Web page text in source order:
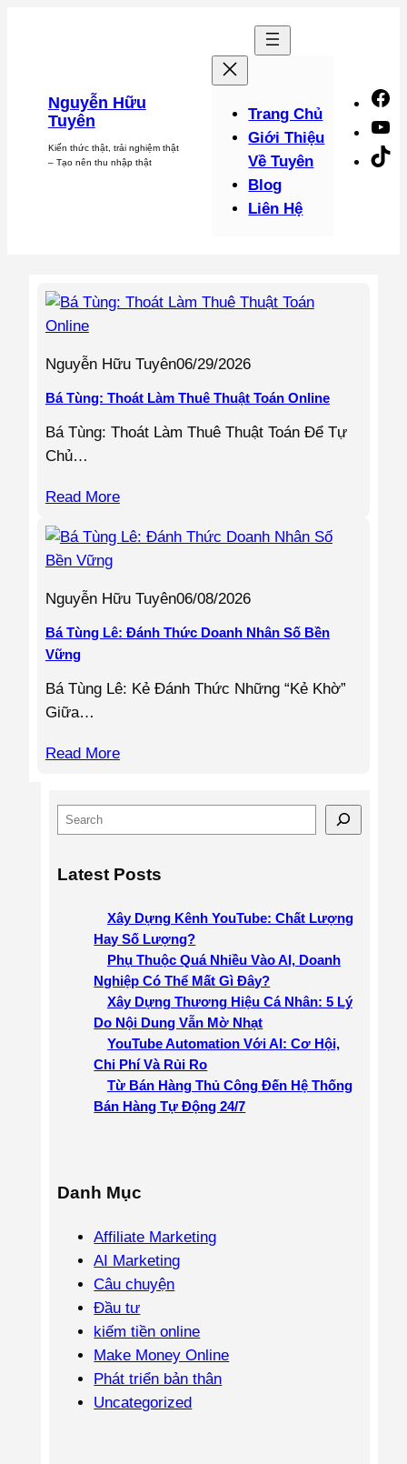
Nguyễn Hữu
Tuyên
Kiến thức thật, trải nghiệm thật
– Tạo nên thu nhập thật
Trang Chủ
Giới Thiệu
Về Tuyên
Blog
Liên Hệ
Nguyễn Hữu Tuyên06/29/2026
Bá Tùng: Thoát Làm Thuê Thuật Toán Online
Bá Tùng: Thoát Làm Thuê Thuật Toán Để Tự
Chủ…
Read More
Nguyễn Hữu Tuyên06/08/2026
Bá Tùng Lê: Đánh Thức Doanh Nhân Số Bền
Vững
Bá Tùng Lê: Kẻ Đánh Thức Những “Kẻ Khờ”
Giữa…
Read More
S
e
r
Latest Posts
Xây Dựng Kênh YouTube: Chất Lượng
Hay Số Lượng?
Phụ Thuộc Quá Nhiều Vào AI, Doanh
Nghiệp Có Thể Mất Gì Đây?
Xây Dựng Thương Hiệu Cá Nhân: 5 Lý
Do Nội Dung Vẫn Mờ Nhạt
YouTube Automation Với AI: Cơ Hội,
Chi Phí Và Rủi Ro
Từ Bán Hàng Thủ Công Đến Hệ Thống
Bán Hàng Tự Động 24/7
Danh Mục
Affiliate Marketing
AI Marketing
Câu chuyện
Đầu tư
kiếm tiền online
Make Money Online
Phát triển bản thân
Uncategorized